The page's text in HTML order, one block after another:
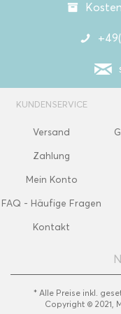
KUNDENSERVICE
Versand
Zahlung
Mein Konto
FAQ - Häufige Fragen
Kontakt
* Alle Preise inkl.
Copyright © 2021,